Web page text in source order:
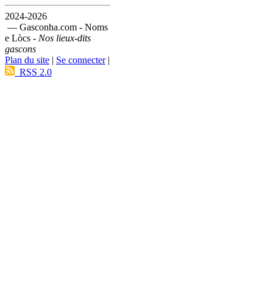
2024-2026
— Gasconha.com - Noms
e Lòcs - Nos lieux-dits
gascons
Plan du site | Se connecter|
RSS 2.0